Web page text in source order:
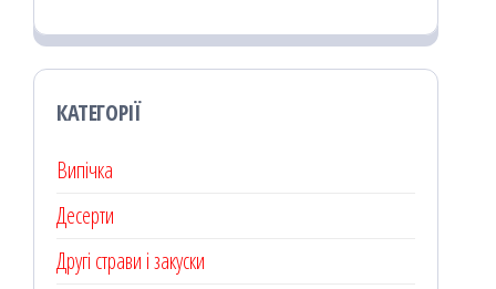
КАТЕГОРІЇ
Випічка
Десерти
Другі страви і закуски